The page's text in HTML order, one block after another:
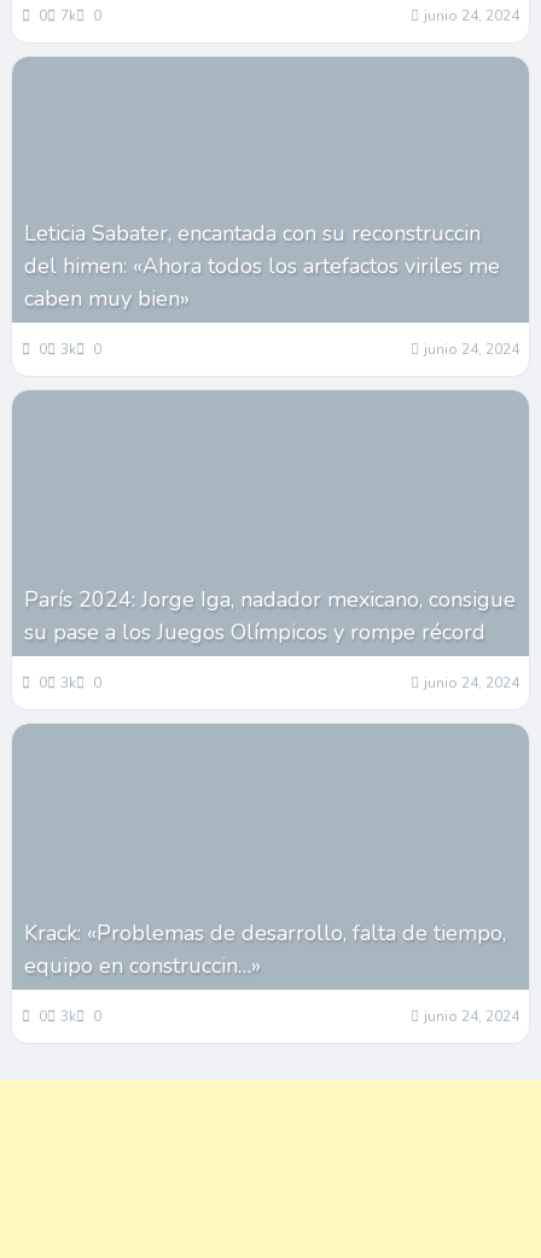
0 7k 0 junio 24, 2024
Leticia Sabater, encantada con su reconstruccin
del himen: «Ahora todos los artefactos viriles me
caben muy bien»
0 3k 0 junio 24, 2024
París 2024: Jorge Iga, nadador mexicano, consigue
su pase a los Juegos Olímpicos y rompe récord
0 3k 0 junio 24, 2024
Krack: «Problemas de desarrollo, falta de tiempo,
equipo en construccin…»
0 3k 0 junio 24, 2024